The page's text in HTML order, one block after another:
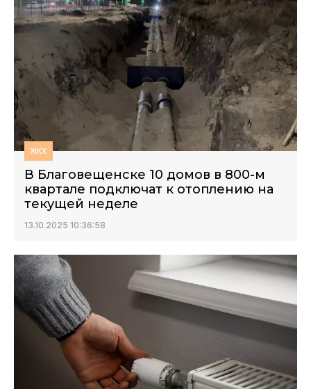
ЖКХ
В Благовещенске 10 домов в 800-м
квартале подключат к отоплению на
текущей неделе
13.10.2025 10:36:58